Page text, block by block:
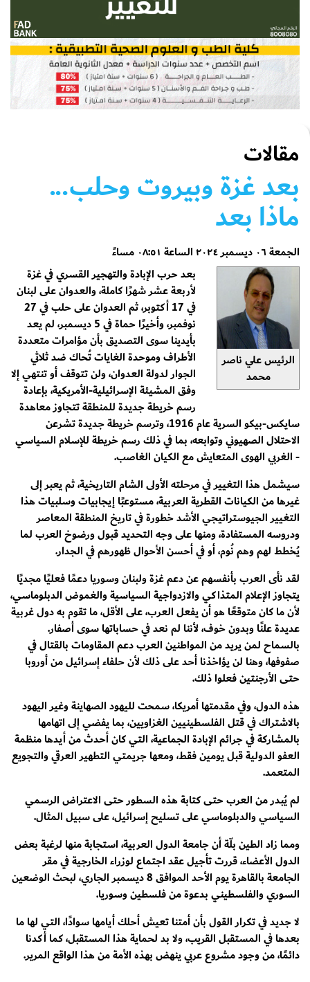
مقالات
بعد غزة وبيروت وحلب...
ماذا بعد
الجمعة ٠٦ ديسمبر ٢٠٢٤ الساعة ٠٨:٥١ مساءً
الرئيس علي ناصر
محمد
بعد حرب الإبادة والتهجير القسري في غزة
لأربعة عشر شهرًا كاملة، والعدوان على لبنان
في 17 أكتوبر، ثم العدوان على حلب في 27
نوفمبر، وأخيرًا حماة في 5 ديسمبر، لم يعد
بأيدينا سوى التصديق بأن مؤامرات متعددة
الأطراف وموحدة الغايات تُحاك ضد ثلاثي
الجوار لدولة العدوان، ولن تتوقف أو تنتهي إلا
وفق المشيئة الإسرائيلية-الأمريكية، بإعادة
رسم خريطة جديدة للمنطقة تتجاوز معاهدة
سايكس-بيكو السرية عام 1916، وترسم خريطة جديدة تشرعن
الاحتلال الصهيوني وتوابعه، بما في ذلك رسم خريطة للإسلام السياسي
- الغربي الهوى المتعايش مع الكيان الغاصب.
سيشمل هذا التغيير في مرحلته الأولى الشام التاريخية، ثم يعبر إلى
غيرها من الكيانات القطرية العربية، مستوعبًا إيجابيات وسلبيات هذا
التغيير الجيوستراتيجي الأشد خطورة في تاريخ المنطقة المعاصر
ودروسه المستفادة، ومنها على وجه التحديد قبول ورضوخ العرب لما
يُخطط لهم وهم نُوم، أو في أحسن الأحوال ظهورهم في الجدار.
لقد نأى العرب بأنفسهم عن دعم غزة ولبنان وسوريا دعمًا فعليًا مجديًا
يتجاوز الإعلام المتذاكي والازدواجية السياسية والغموض الدبلوماسي،
لأن ما كان متوقعًا هو أن يفعل العرب، على الأقل، ما تقوم به دول غربية
عديدة علنًا وبدون خوف، لأننا لم نعد في حساباتها سوى أصفار.
بالسماح لمن يريد من المواطنين العرب دعم المقاومات بالقتال في
صفوفها، وهنا لن يؤاخذنا أحد على ذلك لأن حلفاء إسرائيل من أوروبا
حتى الأرجنتين فعلوا ذلك.
هذه الدول، وفي مقدمتها أمريكا، سمحت لليهود الصهاينة وغير اليهود
بالاشتراك في قتل الفلسطينيين الغزاويين، بما يفضي إلى اتهامها
بالمشاركة في جرائم الإبادة الجماعية، التي كان أحدث من أيدها منظمة
العفو الدولية قبل يومين فقط، ومعها جريمتي التطهير العرقي والتجويع
المتعمد.
لم يُبدر من العرب حتى كتابة هذه السطور حتى الاعتراض الرسمي
السياسي والدبلوماسي على تسليح إسرائيل، على سبيل المثال.
ومما زاد الطين بلّة أن جامعة الدول العربية، استجابة منها لرغبة بعض
الدول الأعضاء، قررت تأجيل عقد اجتماع لوزراء الخارجية في مقر
الجامعة بالقاهرة يوم الأحد الموافق 8 ديسمبر الجاري، لبحث الوضعين
السوري والفلسطيني بدعوة من فلسطين وسوريا.
لا جديد في تكرار القول بأن أمتنا تعيش أحلك أيامها سوادًا، التي لها ما
بعدها في المستقبل القريب، ولا بد لحماية هذا المستقبل، كما أكدنا
دائمًا، من وجود مشروع عربي ينهض بهذه الأمة من هذا الواقع المرير.